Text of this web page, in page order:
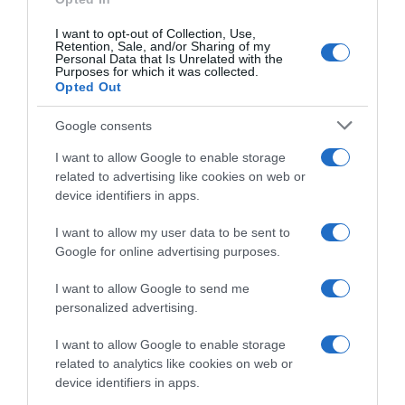
I want to opt-out of Collection, Use,
Retention, Sale, and/or Sharing of my
Personal Data that Is Unrelated with the
Purposes for which it was collected.
Opted Out
Google consents
I want to allow Google to enable storage
related to advertising like cookies on web or
device identifiers in apps.
I want to allow my user data to be sent to
Google for online advertising purposes.
I want to allow Google to send me
personalized advertising.
I want to allow Google to enable storage
related to analytics like cookies on web or
device identifiers in apps.
mit vesz fel, mindenbe belekötöttek, soha nem tudott jót
csinálni. A dokumentumfilmben ismerte el először, hogy
valóban voltak étkezési zavarai, amihez nagyban
hozzájárult, hogy a sajtó megszállottan foglalkozott a
súlyával. Azt, hogy nem evett, legalább ő irányította, nem
mások – legalábbis ezt a fals nyugalmat adja ez a
mentális zavar.
Valójában innen Magyarországról tényleg nem tudjuk
felfogni, hogy a paparazzifotósok és a pletykalapok
milyen kegyetlenül bántak Victoriával és a női sztárokkal,
mértékű vitriol ma már elképzelhetetlen lenne.
Párhuzamként Britney Spears jutott eszembe, aki
memoárjában.
A kritikusok persze rámutattak, hogy a film a
Beckhamékkel kapcsolatos két legkényesebb kérdést
egyáltalán nem érinti. Az egyik a megcsalási botrány: